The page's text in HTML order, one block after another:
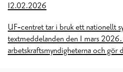
12.02.2026
UF‑centret tar i bruk ett nationellt
textmeddelanden den 1 mars 2026.
arbetskraftsmyndigheterna och gör